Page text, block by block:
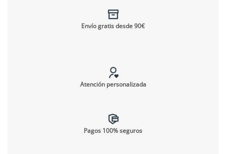
Envío gratis desde 90€
Atención personalizada
Pagos 100% seguros